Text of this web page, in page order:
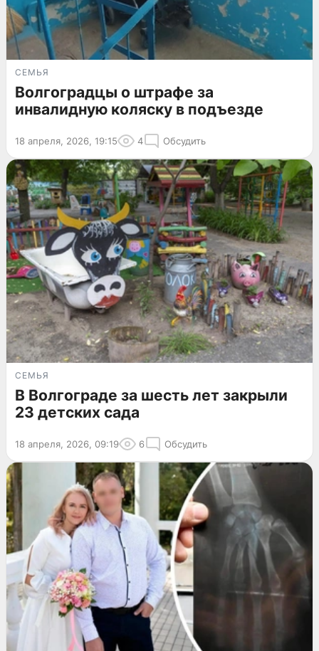
СЕМЬЯ
Волгоградцы о штрафе за
инвалидную коляску в подъезде
18 апреля, 2026, 19:15 4 Обсудить
СЕМЬЯ
В Волгограде за шесть лет закрыли
23 детских сада
18 апреля, 2026, 09:19 6 Обсудить